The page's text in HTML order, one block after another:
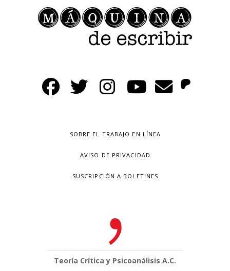
SOBRE EL TRABAJO EN LÍNEA
AVISO DE PRIVACIDAD
SUSCRIPCIÓN A BOLETINES
Teoría Crítica y Psicoanálisis A.C.